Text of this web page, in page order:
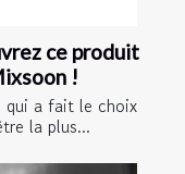
ce produit
!
qui a fait le choix
la plus...